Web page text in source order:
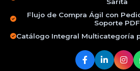
Flujo de Compra Ágil con
Soporte PDF
Catálogo Integral Multicategoría